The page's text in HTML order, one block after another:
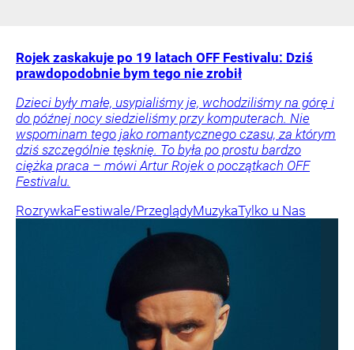
Rojek zaskakuje po 19 latach OFF Festivalu: Dziś
prawdopodobnie bym tego nie zrobił
Dzieci były małe, usypialiśmy je, wchodziliśmy na górę i
do późnej nocy siedzieliśmy przy komputerach. Nie
wspominam tego jako romantycznego czasu, za którym
dziś szczególnie tęsknię. To była po prostu bardzo
ciężka praca – mówi Artur Rojek o początkach OFF
Festivalu.
RozrywkaFestiwale/PrzeglądyMuzykaTylko u Nas